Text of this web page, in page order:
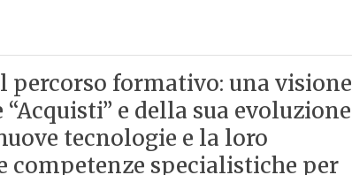
formativo: una visione
e della sua evoluzione
tecnologie e la loro
competenze specialistiche per